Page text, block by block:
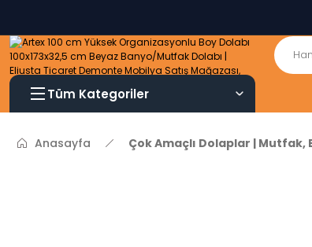
Tüm Kategoriler
Anasayfa Çok Amaçlı Dolaplar |